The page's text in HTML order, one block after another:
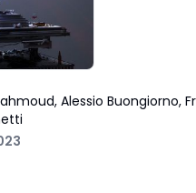
Alessio Buongiorno,